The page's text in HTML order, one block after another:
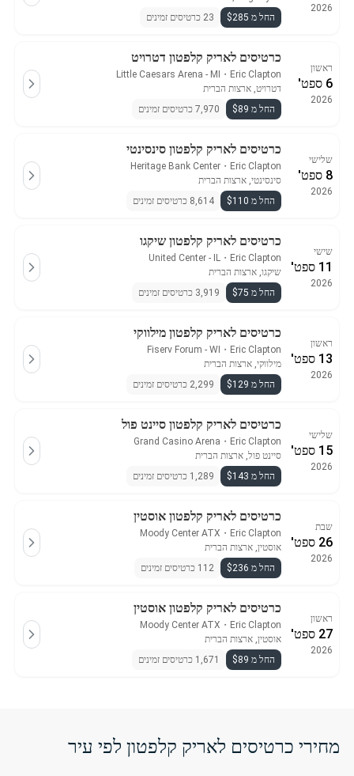
2026
החל מ $285
23 כרטיסים זמינים
ראשון
6 ספט'
2026
כרטיסים לאריק קלפטון דטרויט
Eric Clapton
・
Little Caesars Arena - MI
דטרויט, ארצות הברית
החל מ $89
7,970 כרטיסים זמינים
שלישי
8 ספט'
2026
כרטיסים לאריק קלפטון סינסינטי
Eric Clapton
・
Heritage Bank Center
סינסינטי, ארצות הברית
החל מ $110
8,614 כרטיסים זמינים
שישי
11 ספט'
2026
כרטיסים לאריק קלפטון שיקגו
Eric Clapton
・
United Center - IL
שיקגו, ארצות הברית
החל מ $75
3,919 כרטיסים זמינים
ראשון
13 ספט'
2026
כרטיסים לאריק קלפטון מילווקי
Eric Clapton
・
Fiserv Forum - WI
מילווקי, ארצות הברית
החל מ $129
2,299 כרטיסים זמינים
שלישי
15 ספט'
2026
כרטיסים לאריק קלפטון סיינט פול
Eric Clapton
・
Grand Casino Arena
סיינט פול, ארצות הברית
החל מ $143
1,289 כרטיסים זמינים
שבת
26 ספט'
2026
כרטיסים לאריק קלפטון אוסטין
Eric Clapton
・
Moody Center ATX
אוסטין, ארצות הברית
החל מ $236
112 כרטיסים זמינים
ראשון
27 ספט'
2026
כרטיסים לאריק קלפטון אוסטין
Eric Clapton
・
Moody Center ATX
אוסטין, ארצות הברית
החל מ $89
1,671 כרטיסים זמינים
מחירי כרטיסים לאריק קלפטון לפי עיר